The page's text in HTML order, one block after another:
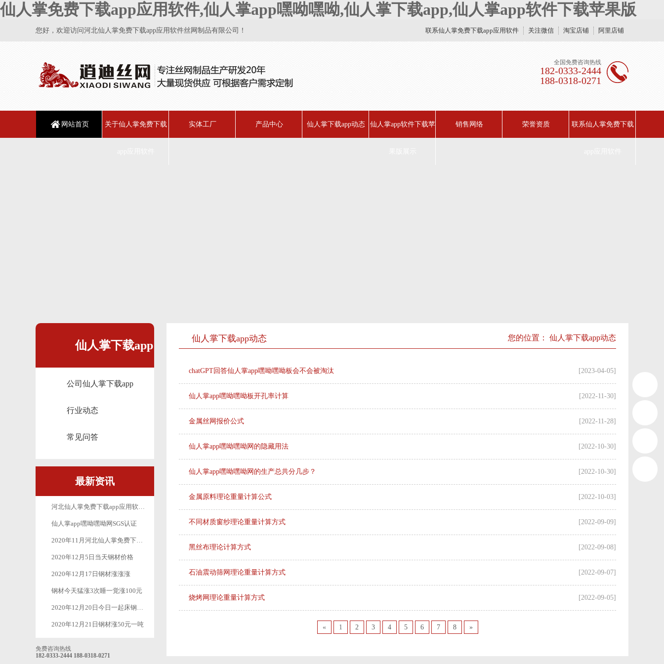
仙人掌免费下载app应用软件,仙人掌app嘿呦嘿呦,仙人掌下载app,仙人掌app软件下载苹果版
您好，欢迎访问河北仙人掌免费下载app应用软件丝网制品有限公司！ 联系仙人掌免费下载app应用软件 关注微信 淘宝店铺 阿里店铺
全国免费咨询热线
182-0333-2444
188-0318-0271
网站首页 关于仙人掌免费下载 实体工厂 产品中心 仙人掌下载app动态 仙人掌app软件下载苹 销售网络 荣誉资质 联系仙人掌免费下载
仙人掌下载app
动态
公司仙人掌下载app
行业动态
常见问答
最新资讯
河北仙人掌免费下载app应用软件丝网制品有限公司_十月一放假公告
仙人掌app嘿呦嘿呦网SGS认证
2020年11月河北仙人掌免费下载app应用软件丝网制品有限公司最新疫情防控工作
2020年12月5日当天钢材价格
2020年12月17日钢材涨涨涨
钢材今天猛涨3次睡一觉涨100元
2020年12月20日今日一起床钢材又是一波涨涨涨
2020年12月21日钢材涨50元一吨
免费咨询热线
182-0333-2444 188-0318-0271
仙人掌下载app动态 您的位置： 仙人掌下载app动态
chatGPT回答仙人掌app嘿呦嘿呦板会不会被淘汰 [2023-04-05]
仙人掌app嘿呦嘿呦板开孔率计算 [2022-11-30]
金属丝网报价公式 [2022-11-28]
仙人掌app嘿呦嘿呦网的隐藏用法 [2022-10-30]
仙人掌app嘿呦嘿呦网的生产总共分几步？ [2022-10-30]
金属原料理论重量计算公式 [2022-10-03]
不同材质窗纱理论重量计算方式 [2022-09-09]
黑丝布理论计算方式 [2022-09-08]
石油震动筛网理论重量计算方式 [2022-09-07]
烧烤网理论重量计算方式 [2022-09-05]
« 1 2 3 4 5 6 7 8 »